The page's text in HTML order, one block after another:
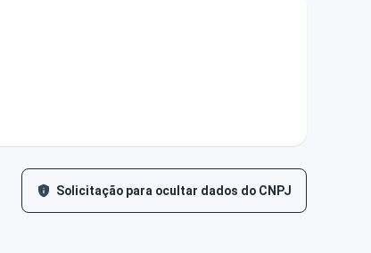
Solicitação para ocultar dados do CNPJ